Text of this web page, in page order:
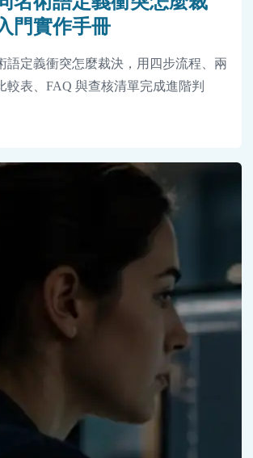
門實作手冊
語定義衝突怎麼裁決，用四步流程、兩
較表、FAQ 與查核清單完成進階判